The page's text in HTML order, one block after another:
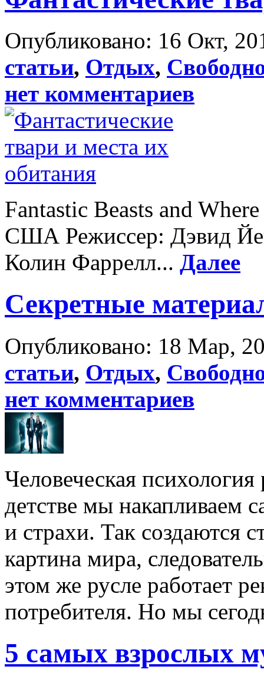
Опубликовано: 16 Окт,
статьи, Отдых,
нет комментариев
Fantastic Beasts and
США Режиссер: Дэвид
Колин Фаррелл... Далее
Секретные
Опубликовано: 18 Мар,
статьи, Отдых,
нет комментариев
Человеческая психология
детстве мы накапливаем
и страхи. Так создаются
картина мира,
этом же русле работает
потребителя. Но мы
5 самых взрослых